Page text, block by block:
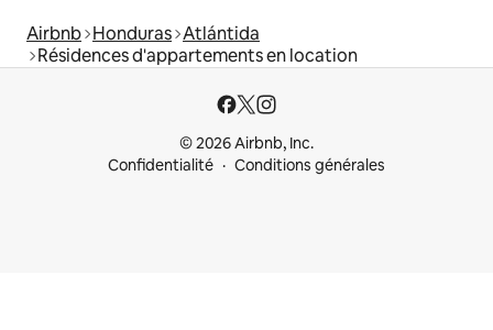
Airbnb Honduras Atlántida
Résidences d'appartements en location
© 2026 Airbnb, Inc.
Confidentialité
Conditions générales